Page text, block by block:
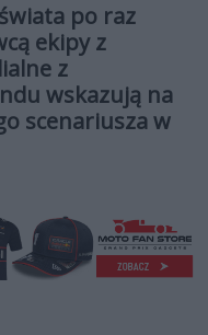
po raz
ekipy z
z
wskazują na
scenariusza w